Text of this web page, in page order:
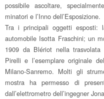
possibile ascoltare,
minatori e l’Inno dell’Esposizione.
Tra i principali oggetti esposti:
automobile Isotta Fraschini; un
1909 da Blériot nella
Pirelli e l’esemplare originale
Milano-Sanremo. Molti gli
mostra ha permesso di
dall’elettrometro dell’ingegner